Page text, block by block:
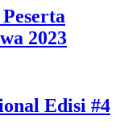
2023
Edisi #4